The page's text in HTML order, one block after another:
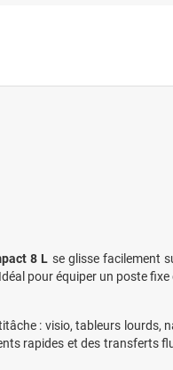
8 L se glisse facilement
pour équiper un poste
: visio, tableurs lourds,
rapides et des transferts